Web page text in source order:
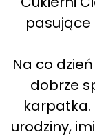
pasujące
Na co
dobrze
karpatka.
urodziny,